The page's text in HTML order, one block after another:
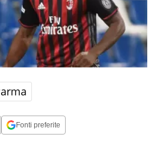
Fonti preferite